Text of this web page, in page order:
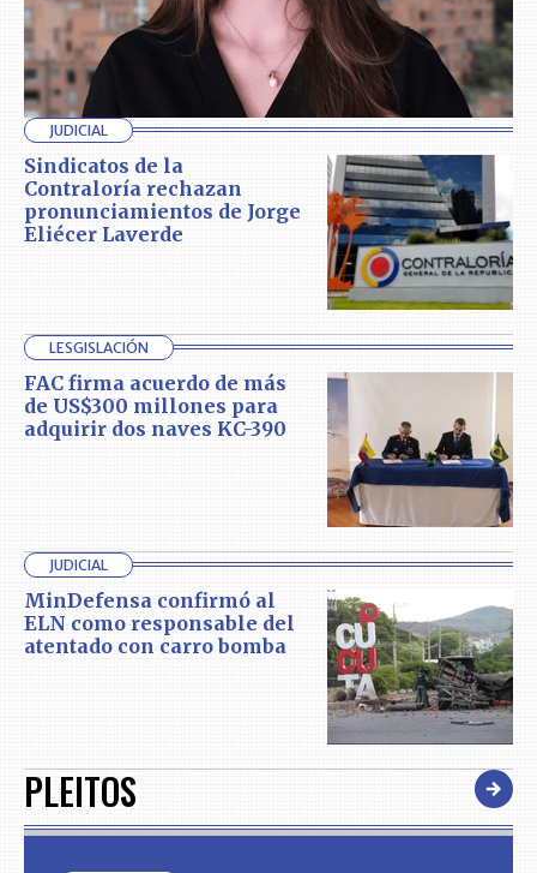
JUDICIAL
Sindicatos de la
Contraloría rechazan
pronunciamientos de Jorge
Eliécer Laverde
LESGISLACIÓN
FAC firma acuerdo de más
de US$300 millones para
adquirir dos naves KC-390
JUDICIAL
MinDefensa confirmó al
ELN como responsable del
atentado con carro bomba
PLEITOS